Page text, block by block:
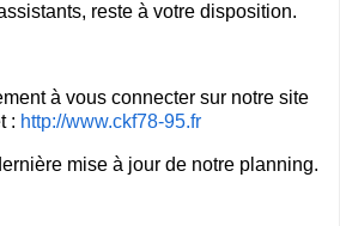
reste à votre disposition.
à vous connecter sur notre site
: http://www.ckf78-95.fr
mise à jour de notre planning.